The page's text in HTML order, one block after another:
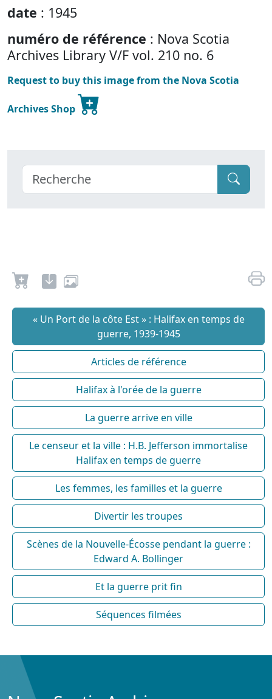
date : 1945
numéro de référence : Nova Scotia
Archives Library V/F vol. 210 no. 6
Request to buy this image from the Nova Scotia
Archives Shop
« Un Port de la côte Est » : Halifax en temps de
guerre, 1939-1945
Articles de référence
Halifax à l'orée de la guerre
La guerre arrive en ville
Le censeur et la ville : H.B. Jefferson immortalise
Halifax en temps de guerre
Les femmes, les familles et la guerre
Divertir les troupes
Scènes de la Nouvelle-Écosse pendant la guerre :
Edward A. Bollinger
Et la guerre prit fin
Séquences filmées